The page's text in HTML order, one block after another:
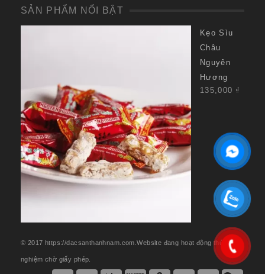
SẢN PHẨM NỔI BẬT
Kẹo Sìu
Châu
Nguyên
Hương
135,000 ₫
© 2017 https://dacsanthanhnam.com.Website đang hoạt động thử
nghiệm chờ giấy phép.